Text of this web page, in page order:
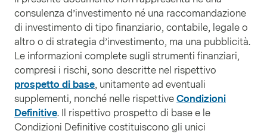
consulenza d’investimento né una raccomandazione
di investimento di tipo finanziario, contabile, legale o
altro o di strategia d’investimento, ma una pubblicità.
Le informazioni complete sugli strumenti finanziari,
compresi i rischi, sono descritte nel rispettivo
prospetto di base, unitamente ad eventuali
supplementi, nonché nelle rispettive Condizioni
Definitive. Il rispettivo prospetto di base e le
Condizioni Definitive costituiscono gli unici